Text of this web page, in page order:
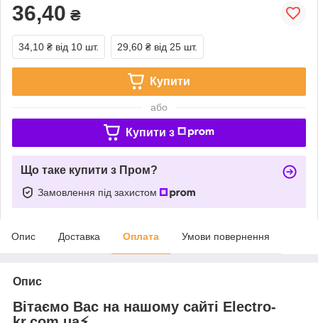
36,40 ₴
34,10 ₴ від 10 шт. 29,60 ₴ від 25 шт.
Купити
або
Купити з
Що таке купити з Пром?
Замовлення під захистом
Опис Доставка Оплата Умови повернення
Опис
Вітаємо Вас на нашому сайті Electro-